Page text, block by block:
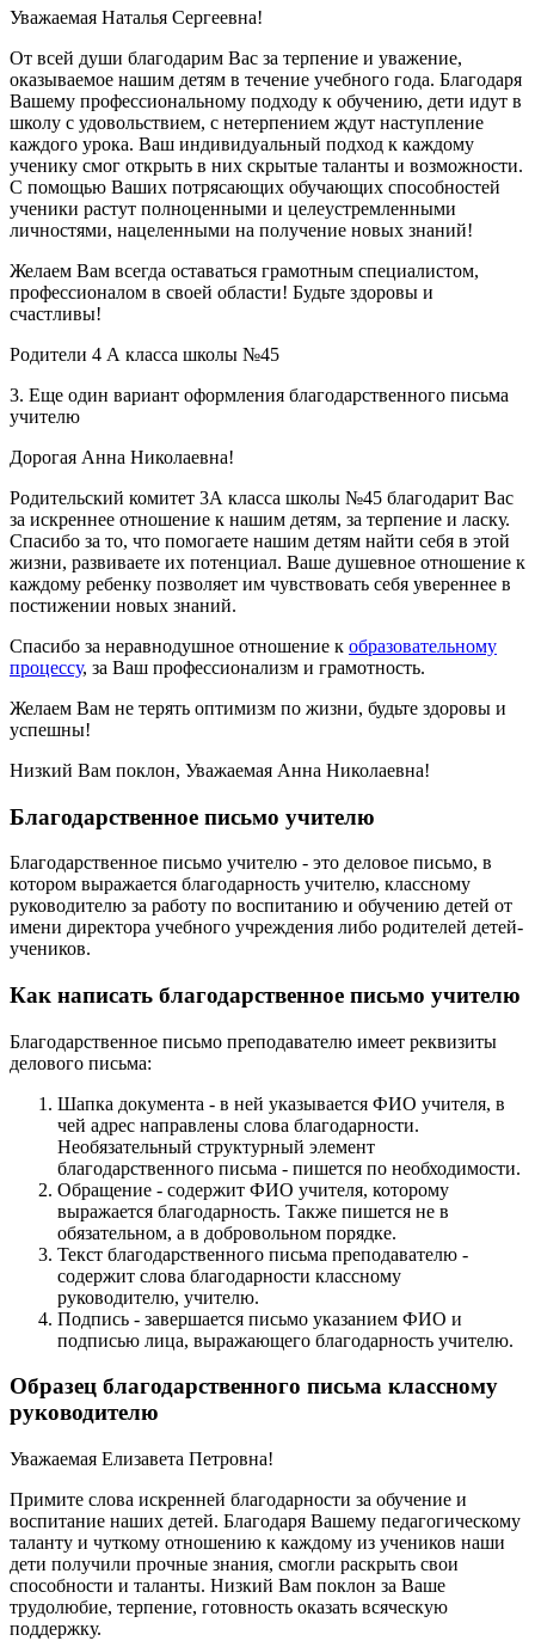
Уважаемая Наталья Сергеевна!
От всей души благодарим Вас за терпение и уважение,
оказываемое нашим детям в течение учебного года. Благодаря
Вашему профессиональному подходу к обучению, дети идут в
школу с удовольствием, с нетерпением ждут наступление
каждого урока. Ваш индивидуальный подход к каждому
ученику смог открыть в них скрытые таланты и возможности.
С помощью Ваших потрясающих обучающих способностей
ученики растут полноценными и целеустремленными
личностями, нацеленными на получение новых знаний!
Желаем Вам всегда оставаться грамотным специалистом,
профессионалом в своей области! Будьте здоровы и
счастливы!
Родители 4 А класса школы №45
3. Еще один вариант оформления благодарственного письма
учителю
Дорогая Анна Николаевна!
Родительский комитет 3А класса школы №45 благодарит Вас
за искреннее отношение к нашим детям, за терпение и ласку.
Спасибо за то, что помогаете нашим детям найти себя в этой
жизни, развиваете их потенциал. Ваше душевное отношение к
каждому ребенку позволяет им чувствовать себя увереннее в
постижении новых знаний.
Спасибо за неравнодушное отношение к образовательному
процессу, за Ваш профессионализм и грамотность.
Желаем Вам не терять оптимизм по жизни, будьте здоровы и
успешны!
Низкий Вам поклон, Уважаемая Анна Николаевна!
Благодарственное письмо учителю
Благодарственное письмо учителю - это деловое письмо, в
котором выражается благодарность учителю, классному
руководителю за работу по воспитанию и обучению детей от
имени директора учебного учреждения либо родителей детей-
учеников.
Как написать благодарственное письмо учителю
Благодарственное письмо преподавателю имеет реквизиты
делового письма:
Шапка документа - в ней указывается ФИО учителя, в
чей адрес направлены слова благодарности.
Необязательный структурный элемент
благодарственного письма - пишется по необходимости.
Обращение - содержит ФИО учителя, которому
выражается благодарность. Также пишется не в
обязательном, а в добровольном порядке.
Текст благодарственного письма преподавателю -
содержит слова благодарности классному
руководителю, учителю.
Подпись - завершается письмо указанием ФИО и
подписью лица, выражающего благодарность учителю.
Образец благодарственного письма классному
руководителю
Уважаемая Елизавета Петровна!
Примите слова искренней благодарности за обучение и
воспитание наших детей. Благодаря Вашему педагогическому
таланту и чуткому отношению к каждому из учеников наши
дети получили прочные знания, смогли раскрыть свои
способности и таланты. Низкий Вам поклон за Ваше
трудолюбие, терпение, готовность оказать всяческую
поддержку.